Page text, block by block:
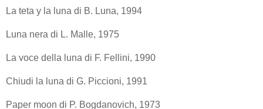
La teta y la luna di B. Luna, 1994
Luna nera di L. Malle, 1975
La voce della luna di F. Fellini, 1990
Chiudi la luna di G. Piccioni, 1991
Paper moon di P. Bogdanovich, 1973